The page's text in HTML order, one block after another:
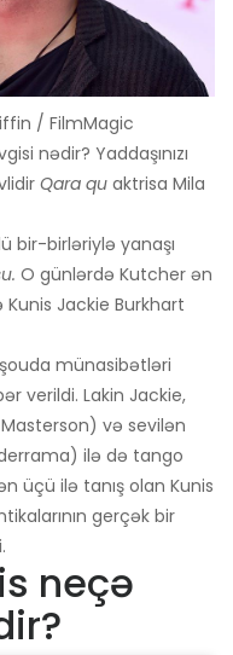
/ FilmMagic
nədir? Yaddaşınızı
Qara qu aktrisa Mila
bir-birləriylə yanaşı
O günlərdə Kutcher ən
Jackie Burkhart
münasibətləri
verildi. Lakin Jackie,
Masterson) və sevilən
ilə də tango
üçü ilə tanış olan Kunis
gerçək bir
neçə